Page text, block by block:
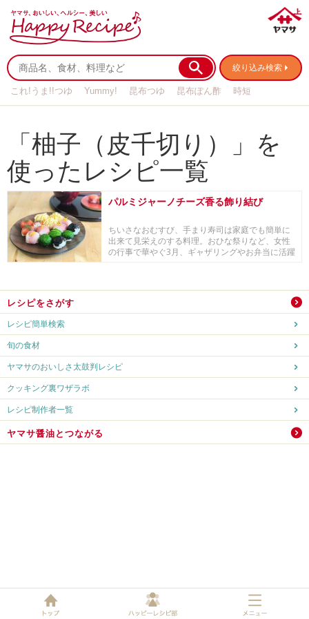
絞り込み検索
これ!うま!!つゆ Yummy! 昆布つゆ 昆布ぽん酢
時短
「柚子（皮千切り）」を
使ったレシピ一覧
パルミジャーノチーズ香る飾り結び
ちいさなおむすび、手まり寿司は家庭でも簡単に
出来て見栄えのする料理。おひな祭りなど、女性
の行事で華やぐ3月、ギャザリングやお弁当に活躍
レシピをさがす
レシピ簡単検索
旬の食材
ヤマサのおいしさ太鼓判レシピ
クッキング裏ワザラボ
レシピ制作者一覧
ヤマサ醤油とつながる